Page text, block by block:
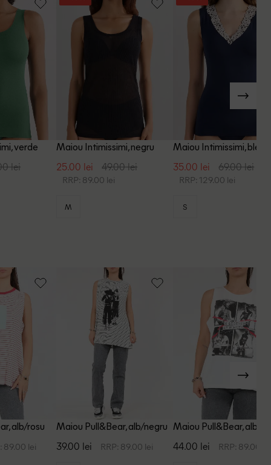
verde
lei
Maiou Intimissimi, negru
25.00 lei 49.00 lei
RRP: 89.00 lei
M
Maiou Intimissimi,
35.00 lei 69.00 lei
RRP: 129.00 lei
S
alb/rosu
89.00 lei
Maiou Pull&Bear, alb/negru
39.00 lei RRP: 89.00 lei
Maiou Pull&Bear, alb
44.00 lei RRP: 89.00 lei